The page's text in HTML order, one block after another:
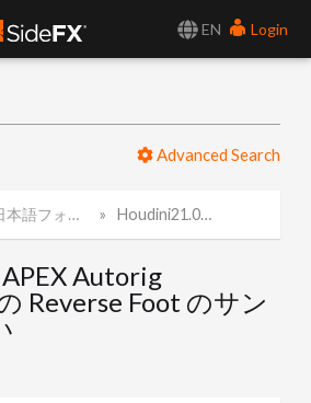
EN
Login
Advanced Search
語フォーラム Houdini21.0 APEX Autorig Component の Reverse Foot のサンプルを下さい
Autorig
Reverse Foot のサン